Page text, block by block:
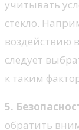
учитывать
стекло.
воздействию
следует
к таким
5.
обратить